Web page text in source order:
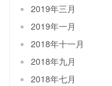
2019年三月
2019年一月
2018年十一月
2018年九月
2018年七月